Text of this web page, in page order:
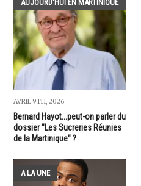
AUJOURD'HUI EN MARTINIQUE
AVRIL 9TH, 2026
Bernard Hayot...peut-on parler du
dossier "Les Sucreries Réunies
de la Martinique" ?
A LA UNE